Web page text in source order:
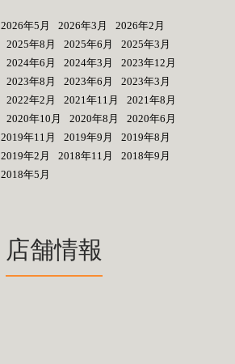
2026年5月 2026年3月
2026年2月
2025年8月 2025年6月
2025年3月
2024年6月 2024年3月
2023年12月
2023年8月 2023年6月
2023年3月
2022年2月 2021年11月
2021年8月
2020年10月 2020年8月
2020年6月
2019年11月 2019年9月
2019年8月
2019年2月 2018年11月
2018年9月
2018年5月
店舗情報